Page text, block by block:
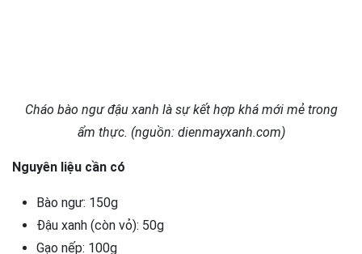
Cháo bào ngư đậu xanh là sự kết hợp khá mới mẻ trong
ẩm thực. (nguồn: dienmayxanh.com)
Nguyên liệu cần có
Bào ngư: 150g
Đậu xanh (còn vỏ): 50g
Gạo nếp: 100g